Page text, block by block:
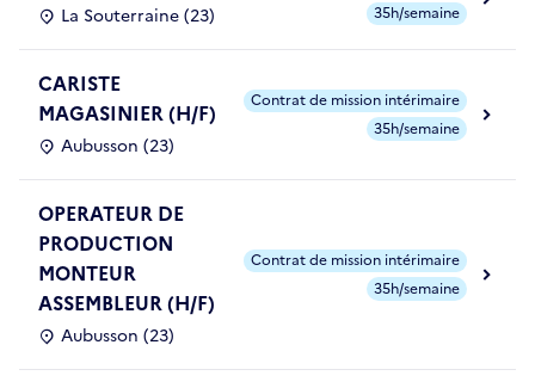
La Souterraine (23)
35h/semaine
CARISTE
MAGASINIER (H/F)
Aubusson (23)
Contrat de mission intérimaire
35h/semaine
OPERATEUR DE
PRODUCTION
MONTEUR
ASSEMBLEUR (H/F)
Aubusson (23)
Contrat de mission intérimaire
35h/semaine